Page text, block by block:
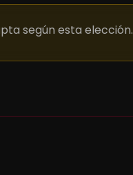
según esta elección.